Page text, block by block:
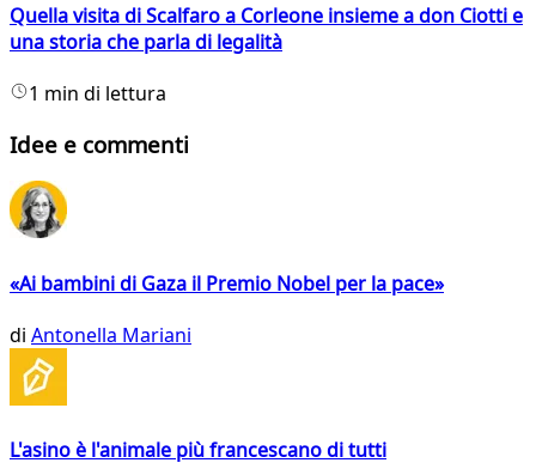
Quella visita di Scalfaro a Corleone insieme a don Ciotti e
una storia che parla di legalità
1 min di lettura
Idee e commenti
«Ai bambini di Gaza il Premio Nobel per la pace»
di Antonella Mariani
L'asino è l'animale più francescano di tutti